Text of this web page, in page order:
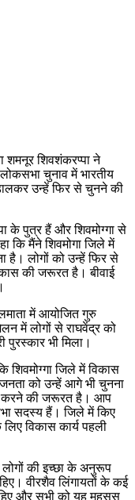
शमनूर शिवशंकरप्पा ने
चुनाव में भारतीय
डालकर उन्हें फिर से चुनने की
के पुत्र हैं और शिवमोग्गा से
कि मैंने शिवमोगा जिले में
है। लोगों को उन्हें फिर से
की जरूरत है। बीवाई
में आयोजित गुरु
में लोगों से राघवेंद्र को
भी मिला।
जिले में विकास
को उन्हें आगे भी चुनना
करने की जरूरत है। आप
सदस्य हैं। जिले में किए
विकास कार्य पहली
की इच्छा के अनुरूप
वीरशैव लिंगायतों के कई
और सभी को यह महसूस